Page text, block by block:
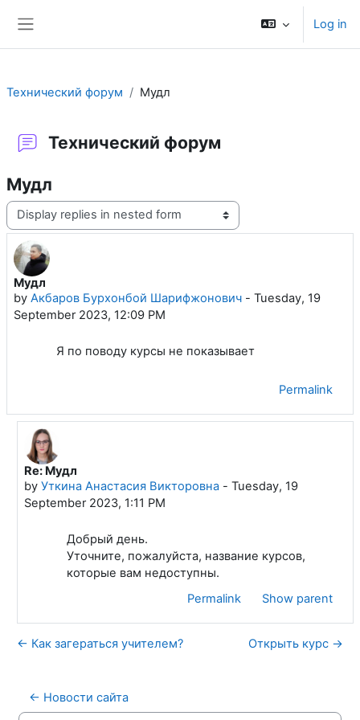
Log in
Технический форум Мудл
Технический форум
Мудл
Display mode
Мудл
by Акбаров Бурхонбой Шарифжонович - Tuesday, 19
September 2023, 12:09 PM
Number of replies: 1
Я по поводу курсы не показывает
Permalink
In reply to Акбаров Бурхонбой Шарифжонович
Re: Мудл
by Уткина Анастасия Викторовна- Tuesday, 19
September 2023, 1:11 PM
Добрый день.
Уточните, пожалуйста, название курсов,
которые вам недоступны.
Permalink
Show parent
← Как загераться учителем? Открыть курс →
← Новости сайта